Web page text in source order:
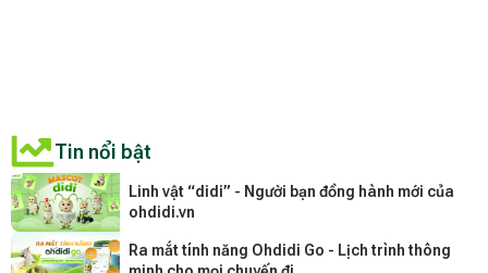
Tin nổi bật
Linh vật “didi” - Người bạn đồng hành mới của
ohdidi.vn
Ra mắt tính năng Ohdidi Go - Lịch trình thông